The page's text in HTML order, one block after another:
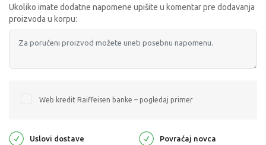
Ukoliko imate dodatne napomene upišite u komentar pre dodavanja
proizvoda u korpu:
Web kredit Raiffeisen banke – pogledaj primer
Uslovi dostave Povraćaj novca